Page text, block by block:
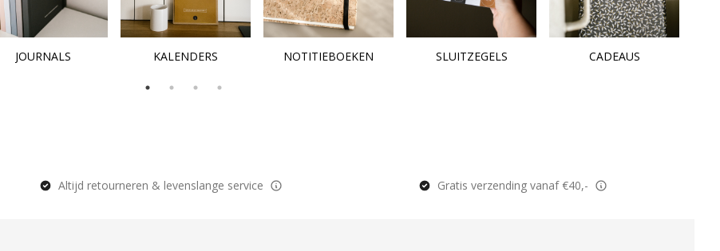
JOURNALS KALENDERS NOTITIEBOEKEN SLUITZEGELS CADEAUS
Altijd retourneren & levenslange service Gratis verzending vanaf €40,-